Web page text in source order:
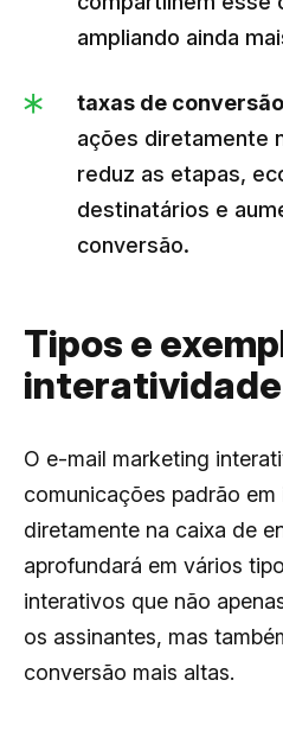
ampliando ainda
taxas de
ações diretamente
reduz as etapas,
destinatários e
conversão.
Tipos e
O e-mail marketing
comunicações padrão
diretamente na caixa de
aprofundará em vários
interativos que não
os assinantes, mas
conversão mais altas.